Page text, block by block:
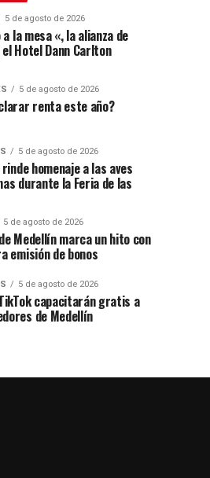
5 de agosto de 2026
la mesa «, la alianza de
el Hotel Dann Carlton
5 de agosto de 2026
renta este año?
5 de agosto de 2026
homenaje a las aves
durante la Feria de las
5 de agosto de 2026
Medellín marca un hito con
emisión de bonos
5 de agosto de 2026
capacitarán gratis a
de Medellín